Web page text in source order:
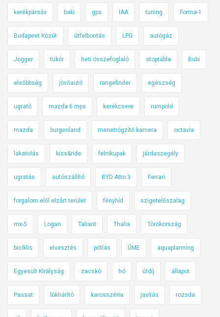
kerékpársáv baki gps IAA tuning Forma-1
Budapest Közút útfelbontás LPG autógáz
Jogger tükör heti összefoglaló stoptábla Bubi
elsőbbség jövőautó rangefinder egészség
ugrató mazda 6 mps kerékcsere rumpold
mazda burgenland menetrögzítő kamera octavia
lakatolás kiss&ride felnikupak járdaszegély
ugratás autószállító BYD Atto 3 Ferrari
forgalom elől elzárt terület fényhíd szigetelőszalag
mx-5 Logan Taliant Thalia Törökország
biciklis elvesztés pótlás ÚME aquaplanning
Egyesült Királyság zacskó hó útdíj állapot
Passat lökhárító karosszéria javítás rozsda